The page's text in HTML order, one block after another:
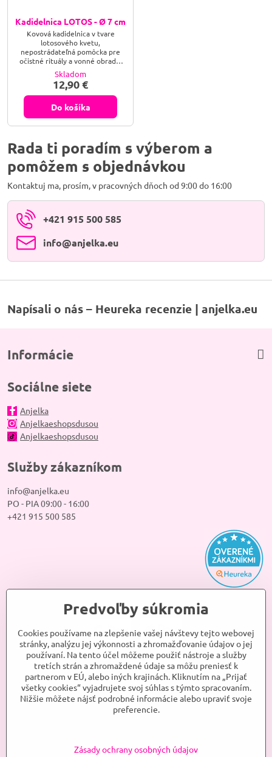
Kadidelnica LOTOS - Ø 7 cm
Kovová kadidelnica v tvare
lotosového kvetu,
nepostrádateľná pomôcka pre
očistné rituály a vonné obrady.
Kadidelnica sa používa
predovšetkým na vykurovanie na
uhlíku, na pálenie všetkých
druhov vykurovadiel, bylín,
vonných driev, živíc, a
Skladom
12,90 €
Do košíka
Rada ti poradím s výberom a
pomôžem s objednávkou
Kontaktuj ma, prosím, v pracovných dňoch od 9:00 do 16:00
+421 915 500 585
info​@anjelka​.eu
Napísali o nás – Heureka recenzie | anjelka.eu
Informácie
Sociálne siete
Anjelka
Anjelkaeshopsdusou
Anjelkaeshopsdusou
Služby zákazníkom
info@anjelka.eu
PO - PIA 09:00 - 16:00
+421 915 500 585
Predvoľby súkromia
Cookies používame na zlepšenie vašej návštevy tejto webovej
stránky, analýzu jej výkonnosti a zhromažďovanie údajov o jej
používaní. Na tento účel môžeme použiť nástroje a služby
tretích strán a zhromaždené údaje sa môžu preniesť k
partnerom v EÚ, alebo iných krajinách. Kliknutím na „Prijať
všetky cookies“ vyjadrujete svoj súhlas s týmto spracovaním.
Nižšie môžete nájsť podrobné informácie alebo upraviť svoje
preferencie.
Zásady ochrany osobných údajov